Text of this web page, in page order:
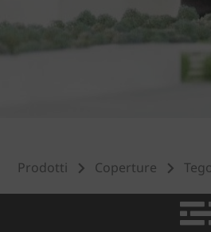
Prodotti Coperture